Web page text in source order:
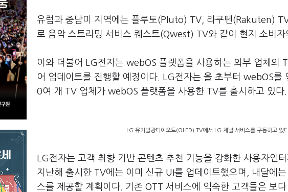
유럽과 중남미 지역에는 플루토(Pluto) TV, 라쿠텐(Rakuten)
로 음악 스트리밍 서비스 퀘스트(Qwest) TV와 같이 현지 소비자
이와 더불어 LG전자는 webOS 플랫폼을 사용하는 외부 업체의
어 업데이트를 진행할 예정이다. LG전자는 올 초부터 webOS
0여 개 TV 업체가 webOS 플랫폼을 사용한 TV를 출시하고 있다.
LG 유기발광다이오드(OLED) TV에서 LG 채널 서비스를 구동하고 있
LG전자는 고객 취향 기반 콘텐츠 추천 기능을 강화한 사용자
지난해 출시한 TV에는 이미 신규 UI를 업데이트했으며, 내달에
스를 제공할 계획이다. 기존 OTT 서비스에 익숙한 고객들은 보